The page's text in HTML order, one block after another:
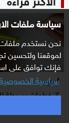
سياسة ملفات
نحن نستخدم ملفات
لموقعنا ولتحسين
فإنك توافق على
سياسية الخصوصية
علوم
7 خطوات بسيطة